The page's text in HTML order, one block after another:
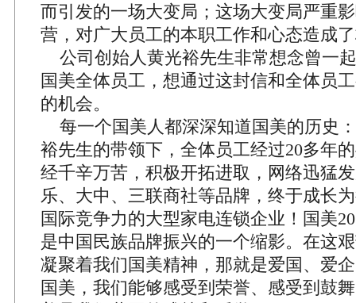
而引发的一场大变局；这场大变局严重
营，对广大员工的本职工作和心态造成
公司创始人黄光裕先生非常想念曾一
国美全体员工，想通过这封信和全体员
的机会。
每一个国美人都深深知道国美的历史
裕先生的带领下，全体员工经过20多年
经千辛万苦，积极开拓进取，网络迅猛
乐、大中、三联商社等品牌，终于成长
国际竞争力的大型家电连锁企业！国美
是中国民族品牌振兴的一个缩影。在这
凝聚着我们国美精神，那就是爱国、爱
国美，我们能够感受到荣誉、感受到鼓